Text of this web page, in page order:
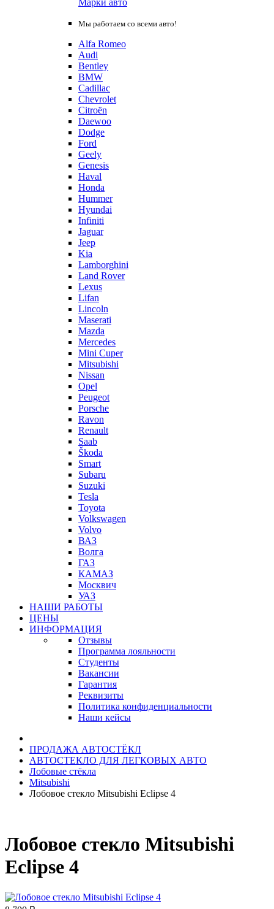
Марки авто
Мы работаем со всеми авто!
Alfa Romeo
Audi
Bentley
BMW
Cadillac
Chevrolet
Citroën
Daewoo
Dodge
Ford
Geely
Genesis
Haval
Honda
Hummer
Hyundai
Infiniti
Jaguar
Jeep
Kia
Lamborghini
Land Rover
Lexus
Lifan
Lincoln
Maserati
Mazda
Mercedes
Mini Cuper
Mitsubishi
Nissan
Opel
Peugeot
Porsche
Ravon
Renault
Saab
Škoda
Smart
Subaru
Suzuki
Tesla
Toyota
Volkswagen
Volvo
ВАЗ
Волга
ГАЗ
КАМАЗ
Москвич
УАЗ
НАШИ РАБОТЫ
ЦЕНЫ
ИНФОРМАЦИЯ
Отзывы
Программа лояльности
Студенты
Вакансии
Гарантия
Реквизиты
Политика конфиденциальности
Наши кейсы
ПРОДАЖА АВТОСТЁКЛ
АВТОСТЕКЛО ДЛЯ ЛЕГКОВЫХ АВТО
Лобовые стёкла
Mitsubishi
Лобовое стекло Mitsubishi Eclipse 4
Лобовое стекло Mitsubishi
Eclipse 4